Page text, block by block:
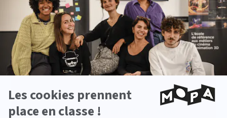
Qualités clés: dessin, créativité, sens de
l’observation, culture visuelle
Le plus MoPA
Grâce à sonexigence artistique